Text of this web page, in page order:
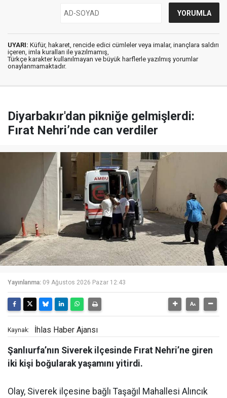
UYARI: Küfür, hakaret, rencide edici cümleler veya imalar, inançlara saldırı
içeren, imla kuralları ile yazılmamış,
Türkçe karakter kullanılmayan ve büyük harflerle yazılmış yorumlar
onaylanmamaktadır.
Diyarbakır'dan pikniğe gelmişlerdi:
Fırat Nehri’nde can verdiler
Yayınlanma: 09 Ağustos 2026 Pazar 12:43
Kaynak: İhlas Haber Ajansı
Şanlıurfa’nın Siverek ilçesinde Fırat Nehri’ne giren
iki kişi boğularak yaşamını yitirdi.
Olay, Siverek ilçesine bağlı Taşağıl Mahallesi Alıncık